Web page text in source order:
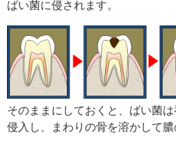
ばい菌に侵されます。
そのままにしておくと、ばい菌
侵入し、まわりの骨を溶かして膿